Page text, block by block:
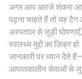
अगर आप आरजे शंकरा आई
पढ़ना चाहते हैं तो यह
अस्पताल से जुड़ी
स्वास्थ्य मुद्दों का ज़िक्र
जानकारी पर ध्यान देते
आपातकालीन सेवाओं से